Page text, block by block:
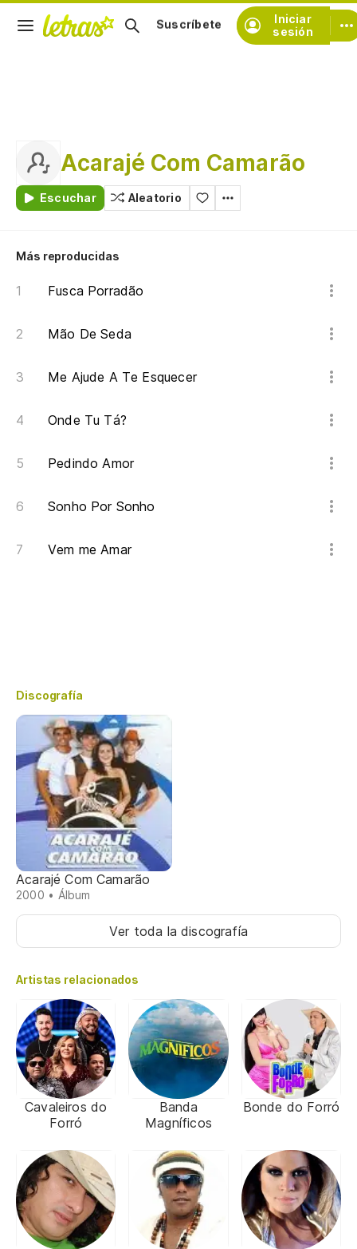
Iniciar
sesión
Suscríbete
Acarajé Com Camarão
Escuchar Aleatorio
Más reproducidas
Fusca Porradão
Mão De Seda
Me Ajude A Te Esquecer
Onde Tu Tá?
Pedindo Amor
Sonho Por Sonho
Vem me Amar
Discografía
Acarajé Com Camarão
2000 • Álbum
Ver toda la discografía
Artistas relacionados
Cavaleiros do
Forró
Banda
Magníficos
Bonde do Forró